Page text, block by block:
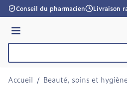
Aller au contenu
Conseil du pharmacien Livraison
Menu
Accueil / Beauté, soins et